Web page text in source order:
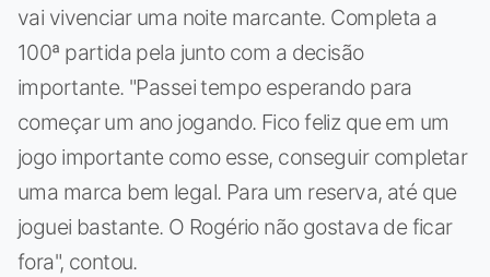
vai vivenciar uma noite marcante. Completa a
100ª partida pela junto com a decisão
importante. "Passei tempo esperando para
começar um ano jogando. Fico feliz que em um
jogo importante como esse, conseguir completar
uma marca bem legal. Para um reserva, até que
joguei bastante. O Rogério não gostava de ficar
fora", contou.